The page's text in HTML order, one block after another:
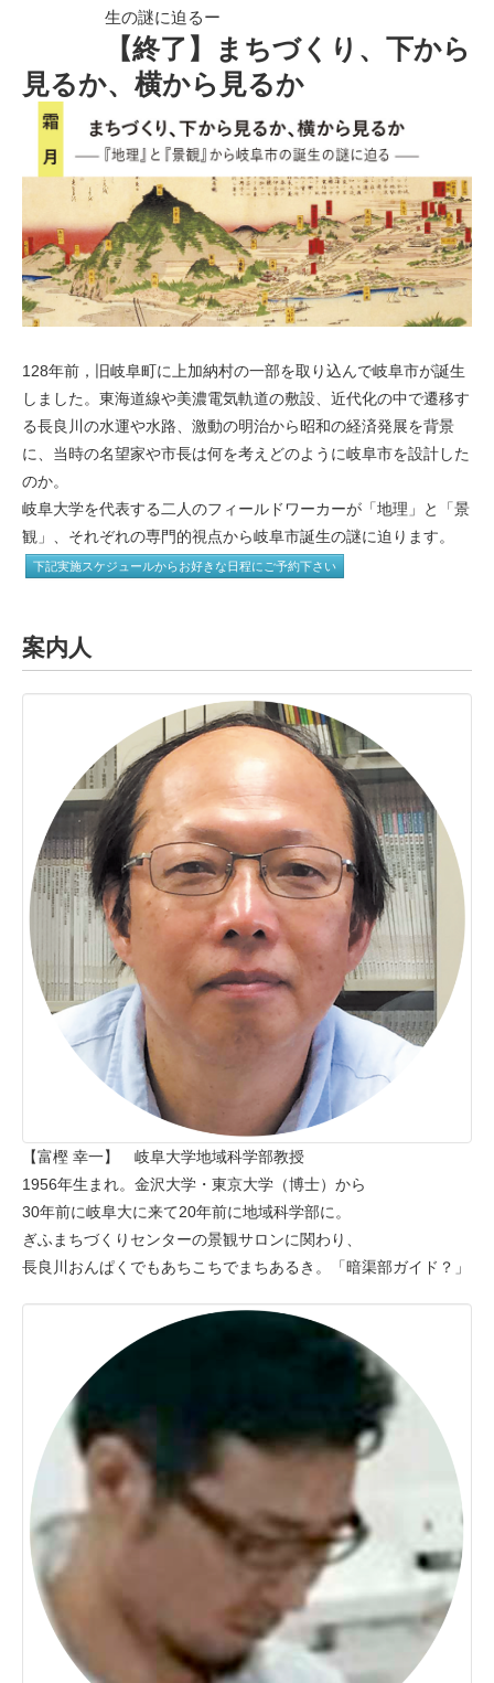
生の謎に迫るー
【終了】まちづくり、下から
見るか、横から見るか
128年前，旧岐阜町に上加納村の一部を取り込んで岐阜市が誕生
しました。東海道線や美濃電気軌道の敷設、近代化の中で遷移す
る長良川の水運や水路、激動の明治から昭和の経済発展を背景
に、当時の名望家や市長は何を考えどのように岐阜市を設計した
のか。
岐阜大学を代表する二人のフィールドワーカーが「地理」と「景
観」、それぞれの専門的視点から岐阜市誕生の謎に迫ります。
下記実施スケジュールからお好きな日程にご予約下さい
案内人
【富樫 幸一】 岐阜大学地域科学部教授
1956年生まれ。金沢大学・東京大学（博士）から
30年前に岐阜大に来て20年前に地域科学部に。
ぎふまちづくりセンターの景観サロンに関わり、
長良川おんぱくでもあちこちでまちあるき。「暗渠部ガイド？」